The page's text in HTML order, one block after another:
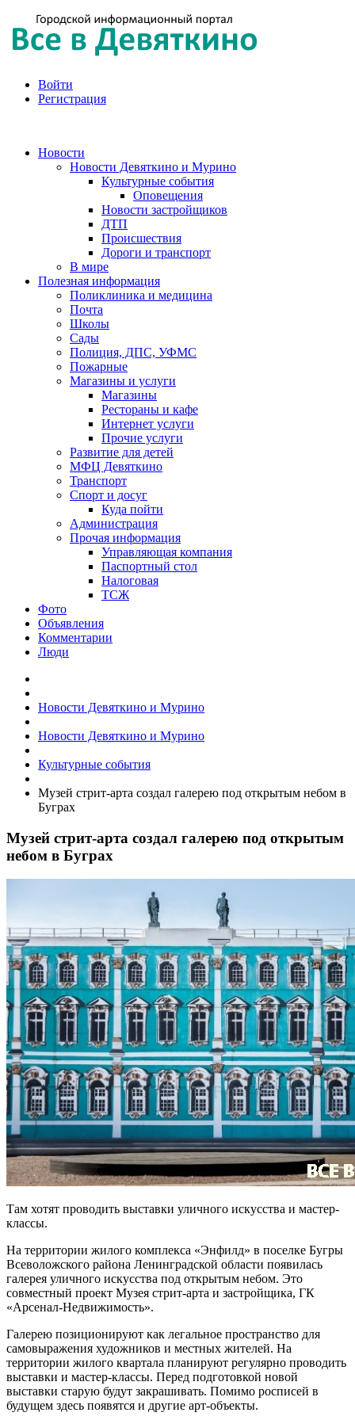
Войти
Регистрация
Новости
Новости Девяткино и Мурино
Культурные события
Оповещения
Новости застройщиков
ДТП
Происшествия
Дороги и транспорт
В мире
Полезная информация
Поликлиника и медицина
Почта
Школы
Сады
Полиция, ДПС, УФМС
Пожарные
Магазины и услуги
Магазины
Рестораны и кафе
Интернет услуги
Прочие услуги
Развитие для детей
МФЦ Девяткино
Транспорт
Спорт и досуг
Куда пойти
Администрация
Прочая информация
Управляющая компания
Паспортный стол
Налоговая
ТСЖ
Фото
Объявления
Комментарии
Люди
Новости Девяткино и Мурино
Новости Девяткино и Мурино
Культурные события
Музей стрит-арта создал галерею под открытым небом в
Буграх
Музей стрит-арта создал галерею под открытым
небом в Буграх
Там хотят проводить выставки уличного искусства и мастер-
классы.
На территории жилого комплекса «Энфилд» в поселке Бугры
Всеволожского района Ленинградской области появилась
галерея уличного искусства под открытым небом. Это
совместный проект Музея стрит-арта и застройщика, ГК
«Арсенал-Недвижимость».
Галерею позиционируют как легальное пространство для
самовыражения художников и местных жителей. На
территории жилого квартала планируют регулярно проводить
выставки и мастер-классы. Перед подготовкой новой
выставки старую будут закрашивать. Помимо росписей в
будущем здесь появятся и другие арт-объекты.